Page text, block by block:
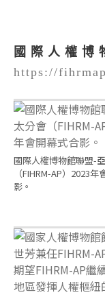
國際人權博
https://
國際人權博物館聯盟-
（FIHRM-AP）2023
影。